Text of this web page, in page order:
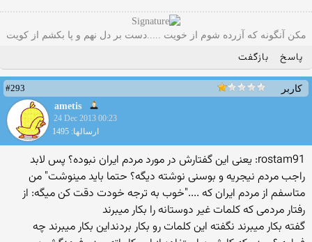
مکن آنگونه که آزرده شوم از خویت .....دست بر دل نهم و پا بکشم از کویت
پاسخ بازگفت
کاربر
#293
ametis
24 Dec 2013 00:23
ارسالها: 1495
rostam91: یعنی این گفتارش در مورد مردم ایران نبوده؟ پس لابد
راجب مردم نیجریه و بوسنی نوشته دیگه؟ حتما باید مینوشت" من
متاسفم از مردم ایران که ...."خوب به ترجه خودت دقت کن میگه: از
رفتار مردمی که کلمات غیر دوستانه را بکار میبرند
گفته بکار میبرند نگفته این کلمات رو بکار بردنداین بکار میبرند چه